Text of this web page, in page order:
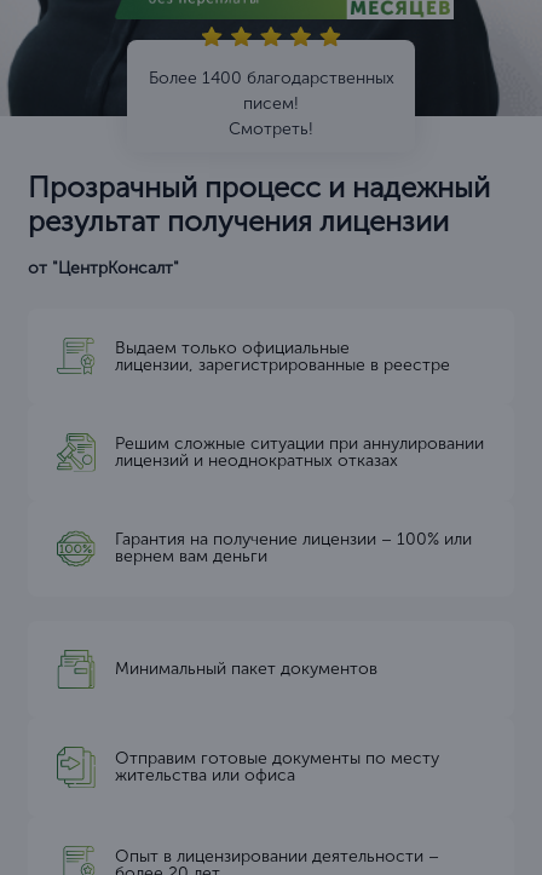
Более 1400 благодарственных
писем!
Смотреть!
Прозрачный процесс и надежный
результат получения лицензии
от "ЦентрКонсалт"
Выдаем только официальные
лицензии, зарегистрированные в реестре
Решим сложные ситуации при аннулировании
лицензий и неоднократных отказах
Гарантия на получение лицензии – 100% или
вернем вам деньги
Минимальный пакет документов
Отправим готовые документы по месту
жительства или офиса
Опыт в лицензировании деятельности –